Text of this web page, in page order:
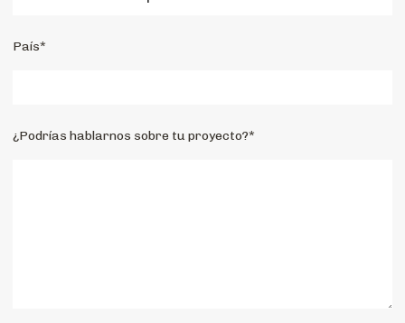
País*
¿Podrías hablarnos sobre tu proyecto?*